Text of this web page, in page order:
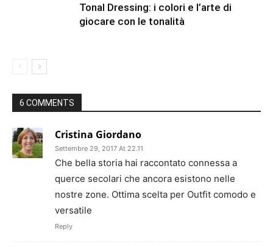
Tonal Dressing: i colori e l’arte di
giocare con le tonalità
6 COMMENTS
Cristina Giordano
Settembre 29, 2017 At 22.11
Che bella storia hai raccontato connessa a
querce secolari che ancora esistono nelle
nostre zone. Ottima scelta per Outfit comodo e
versatile
Reply